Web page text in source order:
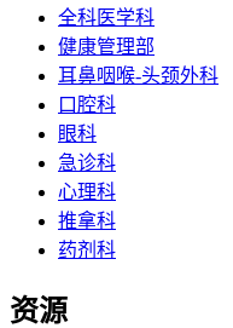
全科医学科
健康管理部
耳鼻咽喉-头颈外科
口腔科
眼科
急诊科
心理科
推拿科
药剂科
资源